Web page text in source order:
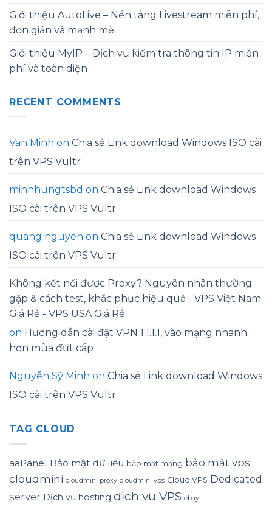
Giới thiệu AutoLive – Nền tảng Livestream miễn phí,
đơn giản và mạnh mẽ
Giới thiệu MyIP – Dịch vụ kiểm tra thông tin IP miễn
phí và toàn diện
RECENT COMMENTS
Van Minh on Chia sẻ Link download Windows ISO cài
trên VPS Vultr
minhhungtsbd on Chia sẻ Link download Windows
ISO cài trên VPS Vultr
quang nguyen on Chia sẻ Link download Windows
ISO cài trên VPS Vultr
Không kết nối được Proxy? Nguyên nhân thường
gặp & cách test, khắc phục hiệu quả - VPS Việt Nam
Giá Rẻ - VPS USA Giá Rẻ
on Hướng dẫn cài đặt VPN 1.1.1.1, vào mạng nhanh
hơn mùa đứt cáp
Nguyễn Sỹ Minh on Chia sẻ Link download Windows
ISO cài trên VPS Vultr
TAG CLOUD
aaPanel Bảo mật dữ liệu bảo mật mạng bảo mật vps
cloudmini cloudmini proxy cloudmini vps Cloud VPS Dedicated
server Dịch vụ hosting dịch vụ VPS ebay